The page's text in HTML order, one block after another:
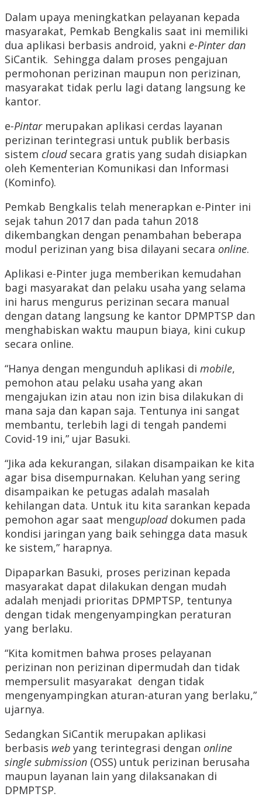
Dalam upaya meningkatkan pelayanan kepada
masyarakat, Pemkab Bengkalis saat ini memiliki
dua aplikasi berbasis android, yakni e-Pinter dan
SiCantik. Sehingga dalam proses pengajuan
permohonan perizinan maupun non perizinan,
masyarakat tidak perlu lagi datang langsung ke
kantor.
e-Pintarmerupakan aplikasi cerdas layanan
perizinan terintegrasi untuk publik berbasis
sistem cloudsecara gratis yang sudah disiapkan
oleh Kementerian Komunikasi dan Informasi
(Kominfo).
Pemkab Bengkalis telah menerapkan e-Pinter ini
sejak tahun 2017 dan pada tahun 2018
dikembangkan dengan penambahan beberapa
modul perizinan yang bisa dilayani secara online.
Aplikasi e-Pinter juga memberikan kemudahan
bagi masyarakat dan pelaku usaha yang selama
ini harus mengurus perizinan secara manual
dengan datang langsung ke kantor DPMPTSP dan
menghabiskan waktu maupun biaya, kini cukup
secara online.
“Hanya dengan mengunduh aplikasi di mobile,
pemohon atau pelaku usaha yang akan
mengajukan izin atau non izin bisa dilakukan di
mana saja dan kapan saja. Tentunya ini sangat
membantu, terlebih lagi di tengah pandemi
Covid-19 ini,” ujar Basuki.
“Jika ada kekurangan, silakan disampaikan ke kita
agar bisa disempurnakan. Keluhan yang sering
disampaikan ke petugas adalah masalah
kehilangan data. Untuk itu kita sarankan kepada
pemohon agar saat menguploaddokumen pada
kondisi jaringan yang baik sehingga data masuk
ke sistem,” harapnya.
Dipaparkan Basuki, proses perizinan kepada
masyarakat dapat dilakukan dengan mudah
adalah menjadi prioritas DPMPTSP, tentunya
dengan tidak mengenyampingkan peraturan
yang berlaku.
“Kita komitmen bahwa proses pelayanan
perizinan non perizinan dipermudah dan tidak
mempersulit masyarakat dengan tidak
mengenyampingkan aturan-aturan yang berlaku,”
ujarnya.
Sedangkan SiCantik merupakan aplikasi
berbasis web yang terintegrasi dengan online
single submission (OSS) untuk perizinan berusaha
maupun layanan lain yang dilaksanakan di
DPMPTSP.